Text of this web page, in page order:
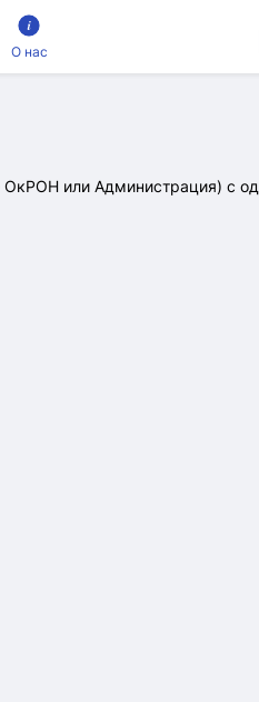
О нас
или Администрация) с